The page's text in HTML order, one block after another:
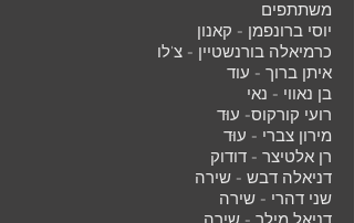
משתתפים
יוסי ברונפמן - קאנון
כרמיאלה בורנשטיין - צ'לו
איתן ברוך - עוד
בן נאווי - נאי
רועי קורקוס- עוּד
מירון צברי - עוּד
רן אלטיצר - דודוק
דניאלה דבש - שירה
שני דהרי - שירה